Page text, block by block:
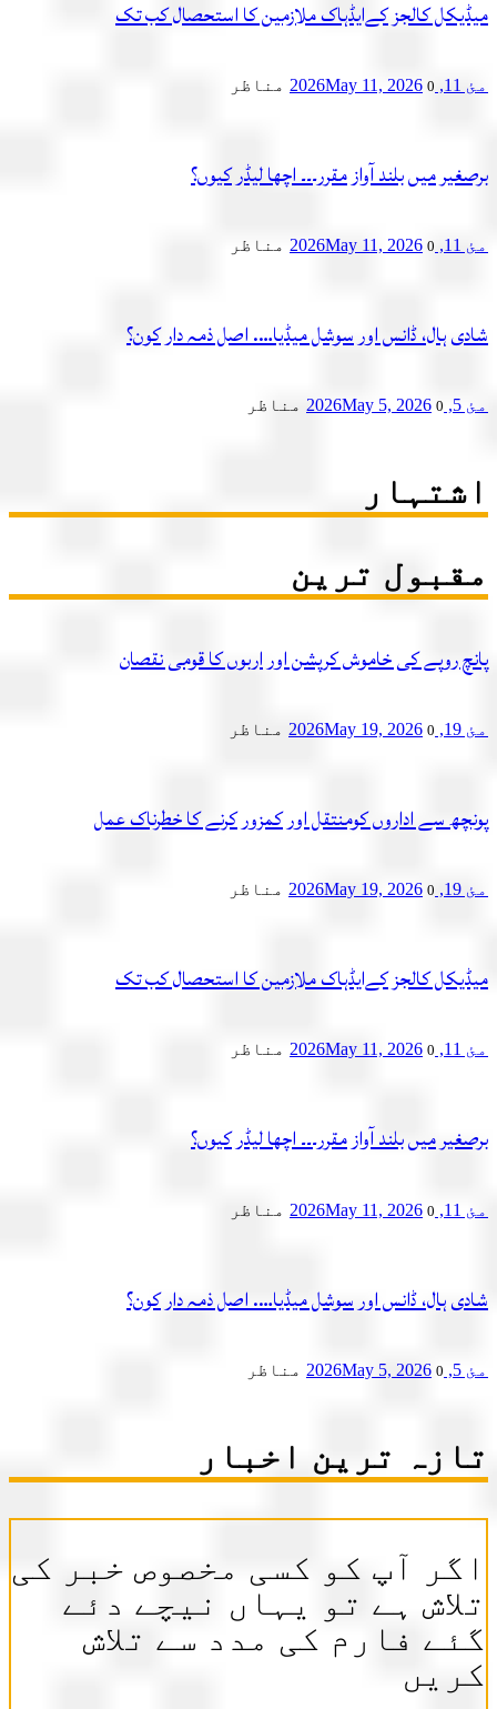
میڈیکل کالجز کےایڈہاک ملازمین کا استحصال کب تک
مئ 11, 2026 May 11, 2026 0 مناظر
برصغیر میں بلند آواز مقرر۔۔۔ اچھا لیڈر کیوں؟
مئ 11, 2026 May 11, 2026 0 مناظر
شادی ہال، ڈانس اور سوشل میڈیا…. اصل ذمہ دار کون؟
مئ 5, 2026 May 5, 2026 0 مناظر
اشتہار
مقبول ترین
پانچ روپے کی خاموش کرپشن اور اربوں کا قومی نقصان
مئ 19, 2026 May 19, 2026 0 مناظر
پونچھ سے اداروں کومنتقل اور کمزور کرنے کا خطرناک عمل
مئ 19, 2026 May 19, 2026 0 مناظر
میڈیکل کالجز کےایڈہاک ملازمین کا استحصال کب تک
مئ 11, 2026 May 11, 2026 0 مناظر
برصغیر میں بلند آواز مقرر۔۔۔ اچھا لیڈر کیوں؟
مئ 11, 2026 May 11, 2026 0 مناظر
شادی ہال، ڈانس اور سوشل میڈیا…. اصل ذمہ دار کون؟
مئ 5, 2026 May 5, 2026 0 مناظر
تازہ ترین اخبار
اگر آپ کو کسی مخصوص خبر کی
تلاش ہے تو یہاں نیچے دئے
گئے فارم کی مدد سے تلاش
کریں